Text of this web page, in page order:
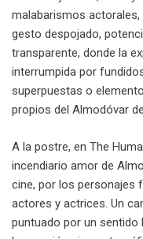
malabarismos
gesto despojado,
transparente, donde la
interrumpida por
superpuestas o
propios del Almodóvar
A la postre, en The
incendiario amor de
cine, por los personajes
actores y actrices. Un
puntuado por un sentido